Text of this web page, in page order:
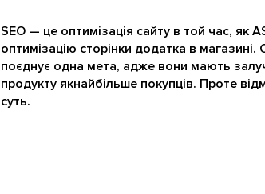
SEO — це оптимізація сайту в той час, як
оптимізацію сторінки додатка в
поєднує одна мета, адже вони мають
продукту якнайбільше покупців. Проте
суть.